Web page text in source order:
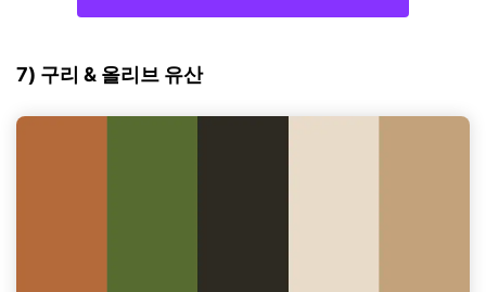
7) 구리 & 올리브 유산